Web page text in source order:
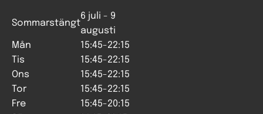
Sommarstängt
6 juli - 9
augusti
Mån
15:45-22:15
Tis
15:45-22:15
Ons
15:45-22:15
Tor
15:45-22:15
Fre
15:45-20:15